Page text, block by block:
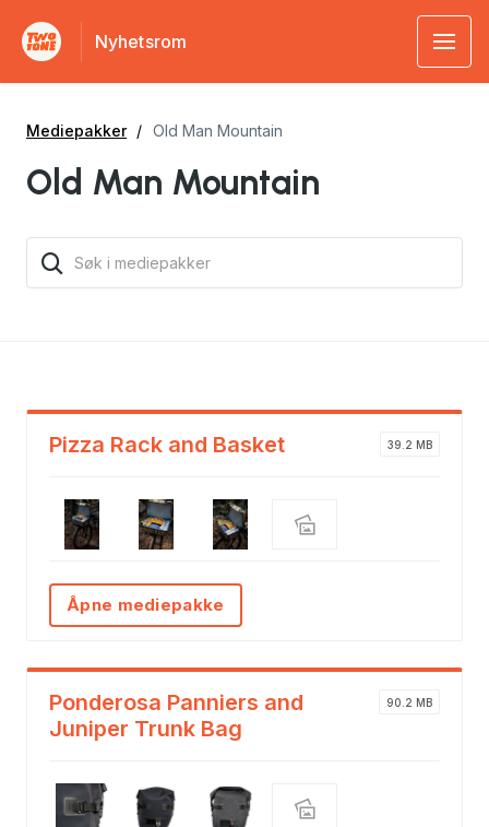
Nyhetsrom
Mediepakker Old Man Mountain
Old Man Mountain
Pizza Rack and Basket 39.2 MB
Åpne mediepakke
Ponderosa Panniers and
Juniper Trunk Bag
90.2 MB